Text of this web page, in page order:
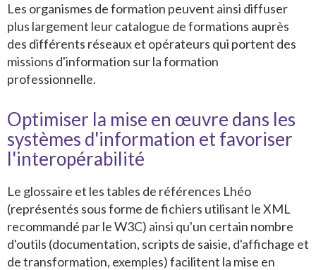
Les organismes de formation peuvent ainsi diffuser
plus largement leur catalogue de formations auprès
des différents réseaux et opérateurs qui portent des
missions d'information sur la formation
professionnelle.
Optimiser la mise en œuvre dans les
systèmes d'information et favoriser
l'interopérabilité
Le glossaire et les tables de références Lhéo
(représentés sous forme de fichiers utilisant le XML
recommandé par le W3C) ainsi qu'un certain nombre
d'outils (documentation, scripts de saisie, d'affichage et
de transformation, exemples) facilitent la mise en